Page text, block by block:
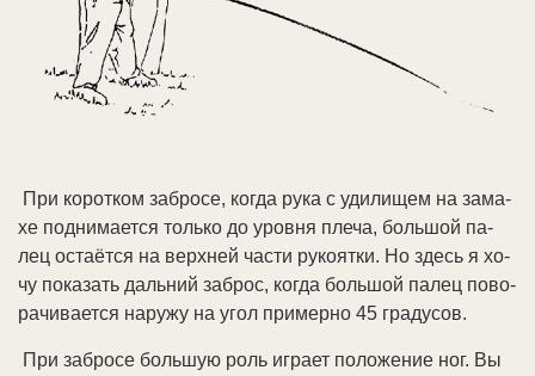
При ко­рот­ком за­бро­се, ко­гда ру­ка с уди­ли­щем на за­ма­
хе под­ни­ма­ет­ся толь­ко до уров­ня пле­ча, боль­шой па­
лец ос­та­ёт­ся на верх­ней час­ти ру­ко­ят­ки. Но здесь я хо­
чу по­ка­зать даль­ний за­брос, ко­гда боль­шой па­лец по­во­
ра­чи­ва­ет­ся на­ру­жу на угол при­мер­но 45 гра­ду­сов.
При за­бро­се боль­шую роль иг­ра­ет по­ло­же­ние ног. Вы